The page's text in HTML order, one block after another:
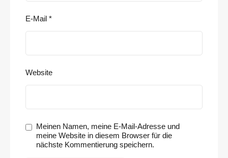
E-Mail *
Website
Meinen Namen, meine E-Mail-Adresse und
meine Website in diesem Browser für die
nächste Kommentierung speichern.